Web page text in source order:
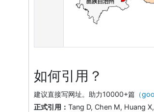
如何引用？
建议直接写网址。助力10000+篇（
正式引用： Tang D, Chen M, Huang